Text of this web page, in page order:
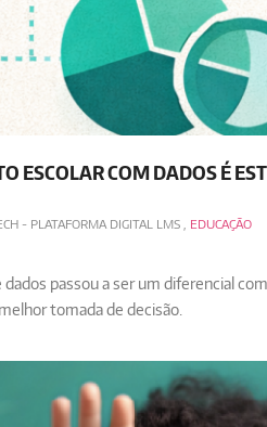
ESCOLAR COM DADOS É
- PLATAFORMA DIGITAL LMS EDUCAÇÃO
passou a ser um diferencial
tomada de decisão.